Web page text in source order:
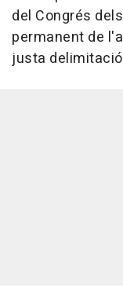
del Congrés
permanent de
justa